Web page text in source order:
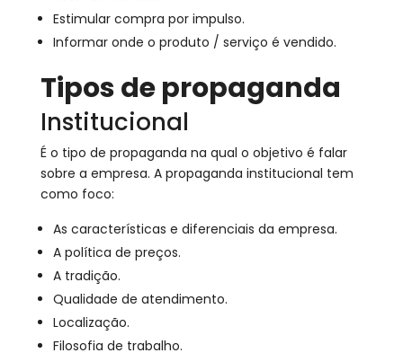
Estimular compra por impulso.
Informar onde o produto / serviço é vendido.
Tipos de propaganda
Institucional
É o tipo de propaganda na qual o objetivo é falar
sobre a empresa. A propaganda institucional tem
como foco:
As características e diferenciais da empresa.
A política de preços.
A tradição.
Qualidade de atendimento.
Localização.
Filosofia de trabalho.